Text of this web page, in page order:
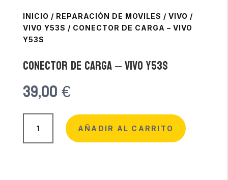
INICIO / REPARACIÓN DE MOVILES / VIVO /
VIVO Y53S / CONECTOR DE CARGA – VIVO
Y53S
Conector de Carga – Vivo Y53s
39,00€
Conector
Carga
AÑADIR AL CARRITO